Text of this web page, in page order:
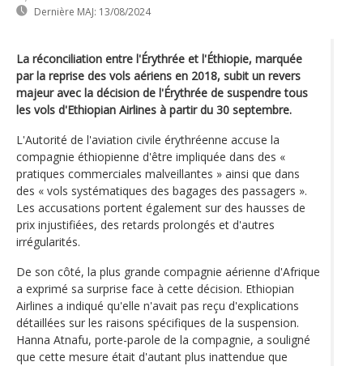
Dernière MAJ: 13/08/2024
La réconciliation entre l'Érythrée et l'Éthiopie, marquée
par la reprise des vols aériens en 2018, subit un revers
majeur avec la décision de l'Érythrée de suspendre tous
les vols d'Ethiopian Airlines à partir du 30 septembre.
L'Autorité de l'aviation civile érythréenne accuse la
compagnie éthiopienne d'être impliquée dans des «
pratiques commerciales malveillantes » ainsi que dans
des « vols systématiques des bagages des passagers ».
Les accusations portent également sur des hausses de
prix injustifiées, des retards prolongés et d'autres
irrégularités.
De son côté, la plus grande compagnie aérienne d'Afrique
a exprimé sa surprise face à cette décision. Ethiopian
Airlines a indiqué qu'elle n'avait pas reçu d'explications
détaillées sur les raisons spécifiques de la suspension.
Hanna Atnafu, porte-parole de la compagnie, a souligné
que cette mesure était d'autant plus inattendue que